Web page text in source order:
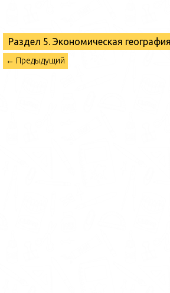
Раздел 5. Экономическая
← Предыдущий